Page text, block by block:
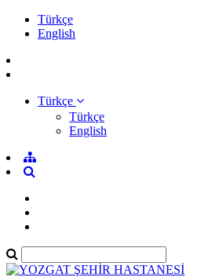
Türkçe
English
Türkçe
Türkçe
English